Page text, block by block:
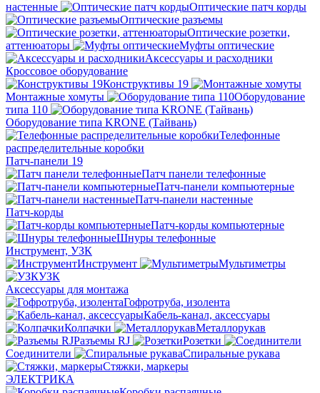
настенные
Оптические патч корды
Оптические разъемы
Оптические розетки,
аттенюаторы
Муфты оптические
Аксессуары и расходники
Кроссовое оборудование
Конструктивы 19
Монтажные хомуты
Оборудование
типа 110
Оборудование типа KRONE (Тайвань)
Телефонные
распределительные коробки
Патч-панели 19
Патч панели телефонные
Патч-панели компьютерные
Патч-панели настенные
Патч-корды
Патч-корды компьютерные
Шнуры телефонные
Инструмент, УЗК
Инструмент
Мультиметры
УЗК
Аксессуары для монтажа
Гофротруба, изолента
Кабель-канал, аксессуары
Колпачки
Металлорукав
Разъемы RJ
Розетки
Соединители
Спиральные рукава
Стяжки, маркеры
ЭЛЕКТРИКА